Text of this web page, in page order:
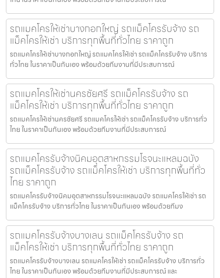
รถแมคโครให้เช่าบางกอกใหญ่ รถแม็คโครรับจ้าง รถ
แม็คโครให้เช่า บริการทุกพื้นที่ทั่วไทย ราคาถูก
รถแมคโครให้เช่าบางกอกใหญ่ รถแมคโครให้เช่า รถแม็คโครรับจ้าง บริการ
ทั่วไทย ในราคาเป็นกันเอง พร้อมด้วยทีมงานที่มีประสบการณ์
รถแมคโครให้เช่านครชัยศรี รถแม็คโครรับจ้าง รถ
แม็คโครให้เช่า บริการทุกพื้นที่ทั่วไทย ราคาถูก
รถแมคโครให้เช่านครชัยศรี รถแมคโครให้เช่า รถแม็คโครรับจ้าง บริการทั่ว
ไทย ในราคาเป็นกันเอง พร้อมด้วยทีมงานที่มีประสบการณ์
รถแมคโครรับจ้างนิคมอุตสาหกรรมโรจนะแหลมฉบัง
รถแม็คโครรับจ้าง รถแม็คโครให้เช่า บริการทุกพื้นที่ทั่ว
ไทย ราคาถูก
รถแมคโครรับจ้างนิคมอุตสาหกรรมโรจนะแหลมฉบัง รถแมคโครให้เช่า รถ
แม็คโครรับจ้าง บริการทั่วไทย ในราคาเป็นกันเอง พร้อมด้วยทีมง
รถแมคโครรับจ้างบางเลน รถแม็คโครรับจ้าง รถ
แม็คโครให้เช่า บริการทุกพื้นที่ทั่วไทย ราคาถูก
รถแมคโครรับจ้างบางเลน รถแมคโครให้เช่า รถแม็คโครรับจ้าง บริการทั่ว
ไทย ในราคาเป็นกันเอง พร้อมด้วยทีมงานที่มีประสบการณ์ และ